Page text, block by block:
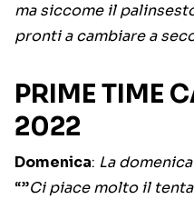
ma siccome il
pronti a cambiare a
PRIME TIME
2022
Domenica: La
“”Ci piace molto il